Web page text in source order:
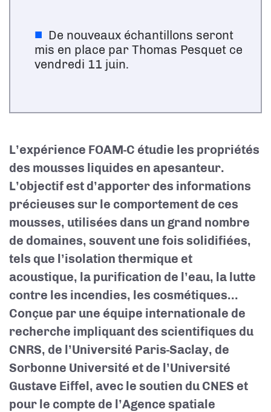
De nouveaux échantillons seront
mis en place par Thomas Pesquet ce
vendredi 11 juin.
L’expérience FOAM-C étudie les propriétés
des mousses liquides en apesanteur.
L’objectif est d’apporter des informations
précieuses sur le comportement de ces
mousses, utilisées dans un grand nombre
de domaines, souvent une fois solidifiées,
tels que l’isolation thermique et
acoustique, la purification de l’eau, la lutte
contre les incendies, les cosmétiques...
Conçue par une équipe internationale de
recherche impliquant des scientifiques du
CNRS, de l’Université Paris-Saclay, de
Sorbonne Université et de l’Université
Gustave Eiffel, avec le soutien du CNES et
pour le compte de l’Agence spatiale